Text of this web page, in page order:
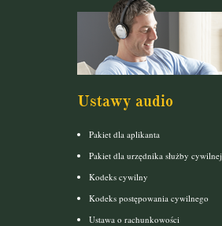
Ustawy audio
Pakiet dla aplikanta
Pakiet dla urzędnika służby cywilnej
Kodeks cywilny
Kodeks postępowania cywilnego
Ustawa o rachunkowości